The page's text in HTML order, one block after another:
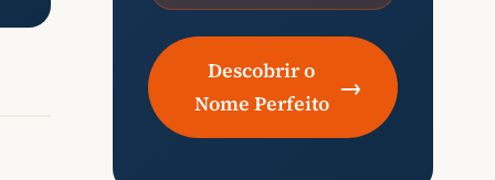
Descobrir o
Nome Perfeito
→